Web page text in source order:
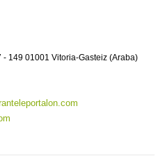
149 01001 Vitoria-Gasteiz (Araba)